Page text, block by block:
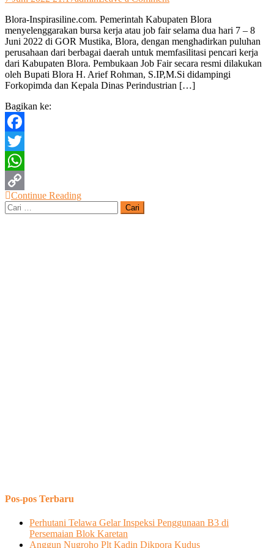
Job
Fair,
Bupati
Harap
Banyak
Tenaga
Kerja
Blora-Inspirasiline.com. Pemerintah Kabupaten Blora
menyelenggarakan bursa kerja atau job fair selama dua hari 7 – 8
Juni 2022 di GOR Mustika, Blora, dengan menghadirkan puluhan
perusahaan dari berbagai daerah untuk memfasilitasi pencari kerja
dari Kabupaten Blora. Pembukaan Job Fair secara resmi dilakukan
oleh Bupati Blora H. Arief Rohman, S.IP,M.Si didampingi
Forkopimda dan Kepala Dinas Perindustrian […]
Bagikan ke:
Facebook
Twitter
WhatsApp
Copy
Continue Reading
Cari
untuk:
Pos-pos Terbaru
Perhutani Telawa Gelar Inspeksi Penggunaan B3 di
Persemaian Blok Karetan
Anggun Nugroho Plt Kadin Dikpora Kudus